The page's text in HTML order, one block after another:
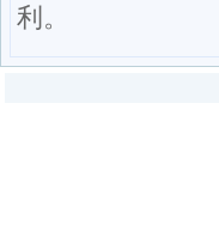
利。